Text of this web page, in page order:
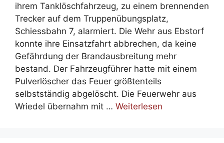
ihrem Tanklöschfahrzeug, zu einem brennenden
Trecker auf dem Truppenübungsplatz,
Schiessbahn 7, alarmiert. Die Wehr aus Ebstorf
konnte ihre Einsatzfahrt abbrechen, da keine
Gefährdung der Brandausbreitung mehr
bestand. Der Fahrzeugführer hatte mit einem
Pulverlöscher das Feuer größtenteils
selbstständig abgelöscht. Die Feuerwehr aus
Wriedel übernahm mit … Weiterlesen